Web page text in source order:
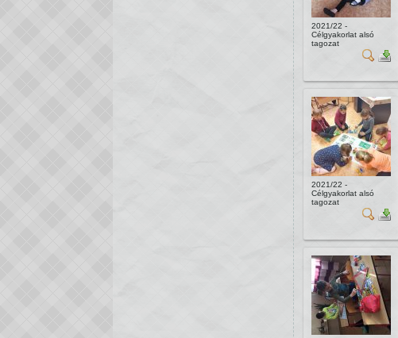
2021/22 -
Célgyakorlat alsó
tagozat
2021/22 -
Célgyakorlat alsó
tagozat